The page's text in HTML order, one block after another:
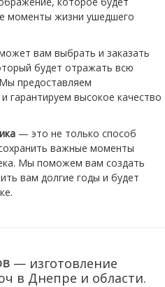
моменты жизни ушедшего
вам выбрать и заказать
будет отражать всю
предоставляем
гарантируем высокое качество
— это не только способ
важные моменты
Мы поможем вам создать
вам долгие годы и будет
— изготовление
в Днепре и области.